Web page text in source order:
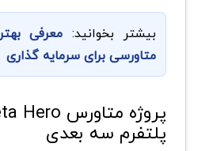
بیشتر بخوانید: معرفی
متاورسی برای سرمایه گذاری
پلتفرم سه بعدی